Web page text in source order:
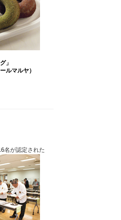
」
ルマルヤ）
名が認定された